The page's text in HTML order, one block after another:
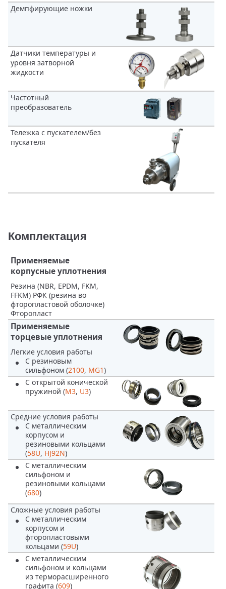
Демпфирующие ножки
Датчики температуры и
уровня затворной
жидкости
Частотный
преобразователь
Тележка с пускателем/без
пускателя
Комплектация
Применяемые
корпусные уплотнения
Резина (NBR, EPDM, FKM,
FFKM) РФК (резина во
фторопластовой оболочке)
Фторопласт
Применяемые
торцевые уплотнения
Легкие условия работы
С резиновым
сильфоном (2100, MG1)
С открытой конической
пружиной (M3, U3)
Средние условия работы
С металлическим
корпусом и
резиновыми кольцами
(58U, HJ92N)
С металлическим
сильфоном и
резиновыми кольцами
(680)
Сложные условия работы
С металлическим
корпусом и
фторопластовыми
кольцами (59U)
С металлическим
сильфоном и кольцами
из терморасширенного
графита (609)